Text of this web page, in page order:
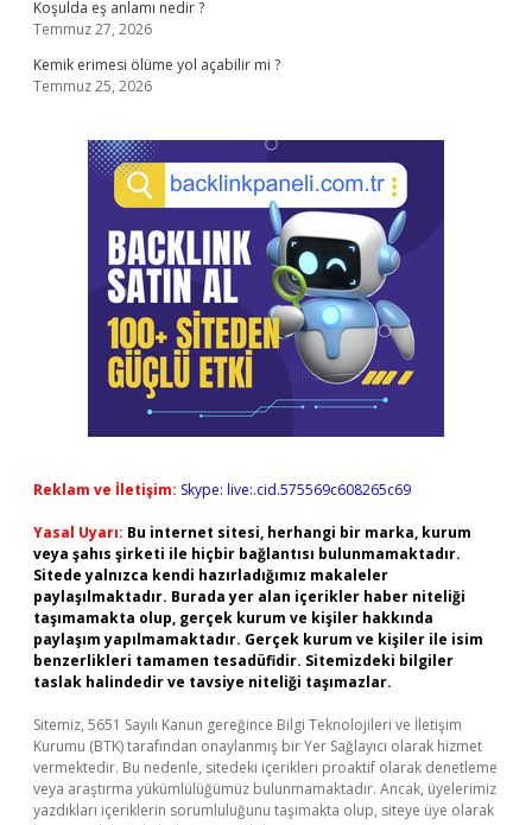
Koşulda eş anlamı nedir ?
Temmuz 27, 2026
Kemik erimesi ölüme yol açabilir mi ?
Temmuz 25, 2026
Reklam ve İletişim: Skype: live:.cid.575569c608265c69
Yasal Uyarı: Bu internet sitesi, herhangi bir marka, kurum
veya şahıs şirketi ile hiçbir bağlantısı bulunmamaktadır.
Sitede yalnızca kendi hazırladığımız makaleler
paylaşılmaktadır. Burada yer alan içerikler haber niteliği
taşımamakta olup, gerçek kurum ve kişiler hakkında
paylaşım yapılmamaktadır. Gerçek kurum ve kişiler ile isim
benzerlikleri tamamen tesadüfidir. Sitemizdeki bilgiler
taslak halindedir ve tavsiye niteliği taşımazlar.
Sitemiz, 5651 Sayılı Kanun gereğince Bilgi Teknolojileri ve İletişim
Kurumu (BTK) tarafından onaylanmış bir Yer Sağlayıcı olarak hizmet
vermektedir. Bu nedenle, sitedeki içerikleri proaktif olarak denetleme
veya araştırma yükümlülüğümüz bulunmamaktadır. Ancak, üyelerimiz
yazdıkları içeriklerin sorumluluğunu taşımakta olup, siteye üye olarak